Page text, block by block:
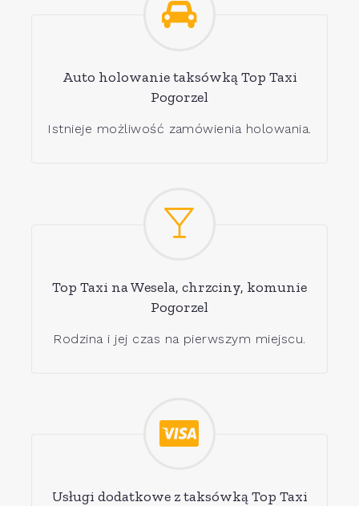
Auto holowanie taksówką Top Taxi
Pogorzel
Istnieje możliwość zamówienia holowania.
Top Taxi na Wesela, chrzciny, komunie
Pogorzel
Rodzina i jej czas na pierwszym miejscu.
Usługi dodatkowe z taksówką Top Taxi